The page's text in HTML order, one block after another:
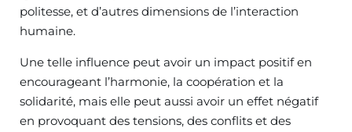
politesse, et d’autres dimensions de l’interaction
humaine.
Une telle influence peut avoir un impact positif en
encourageant l’harmonie, la coopération et la
solidarité, mais elle peut aussi avoir un effet négatif
en provoquant des tensions, des conflits et des